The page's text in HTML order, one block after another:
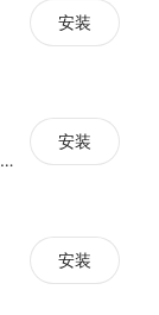
安装
配置隐私数据使用声明，提供隐私数据控制，确保店铺符合经营地隐私法案
安装
安装